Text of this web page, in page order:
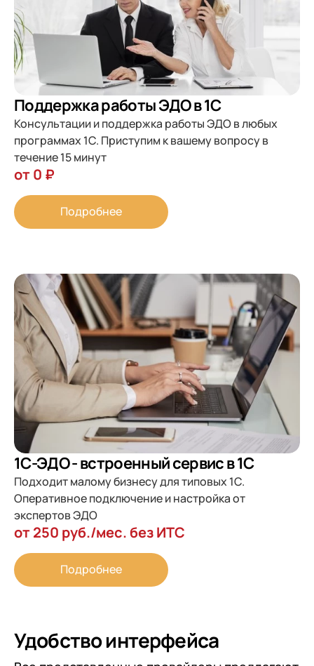
Поддержка работы ЭДО в 1С
Консультации и поддержка работы ЭДО в любых
программах 1С. Приступим к вашему вопросу в
течение 15 минут
от 0 ₽
Подробнее
1С-ЭДО - встроенный сервис в 1С
Подходит малому бизнесу для типовых 1С.
Оперативное подключение и настройка от
экспертов ЭДО
от 250 руб./мес. без ИТС
Подробнее
Удобство интерфейса